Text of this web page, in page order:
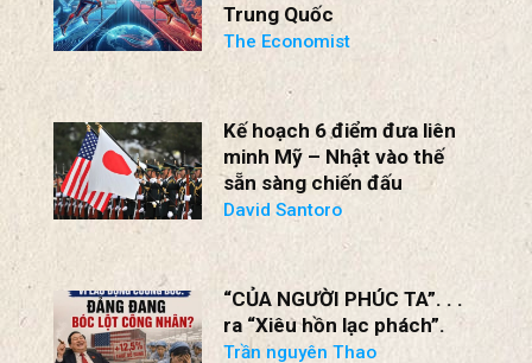
BS Nguyễn Trọng Việt
Tại sao AI lại là một rủi ro
đối với Đảng Cộng sản
Trung Quốc
The Economist
minh Mỹ – Nhật vào thế
sẵn sàng chiến đấu
David Santoro